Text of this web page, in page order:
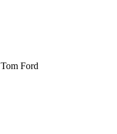
Tom Ford